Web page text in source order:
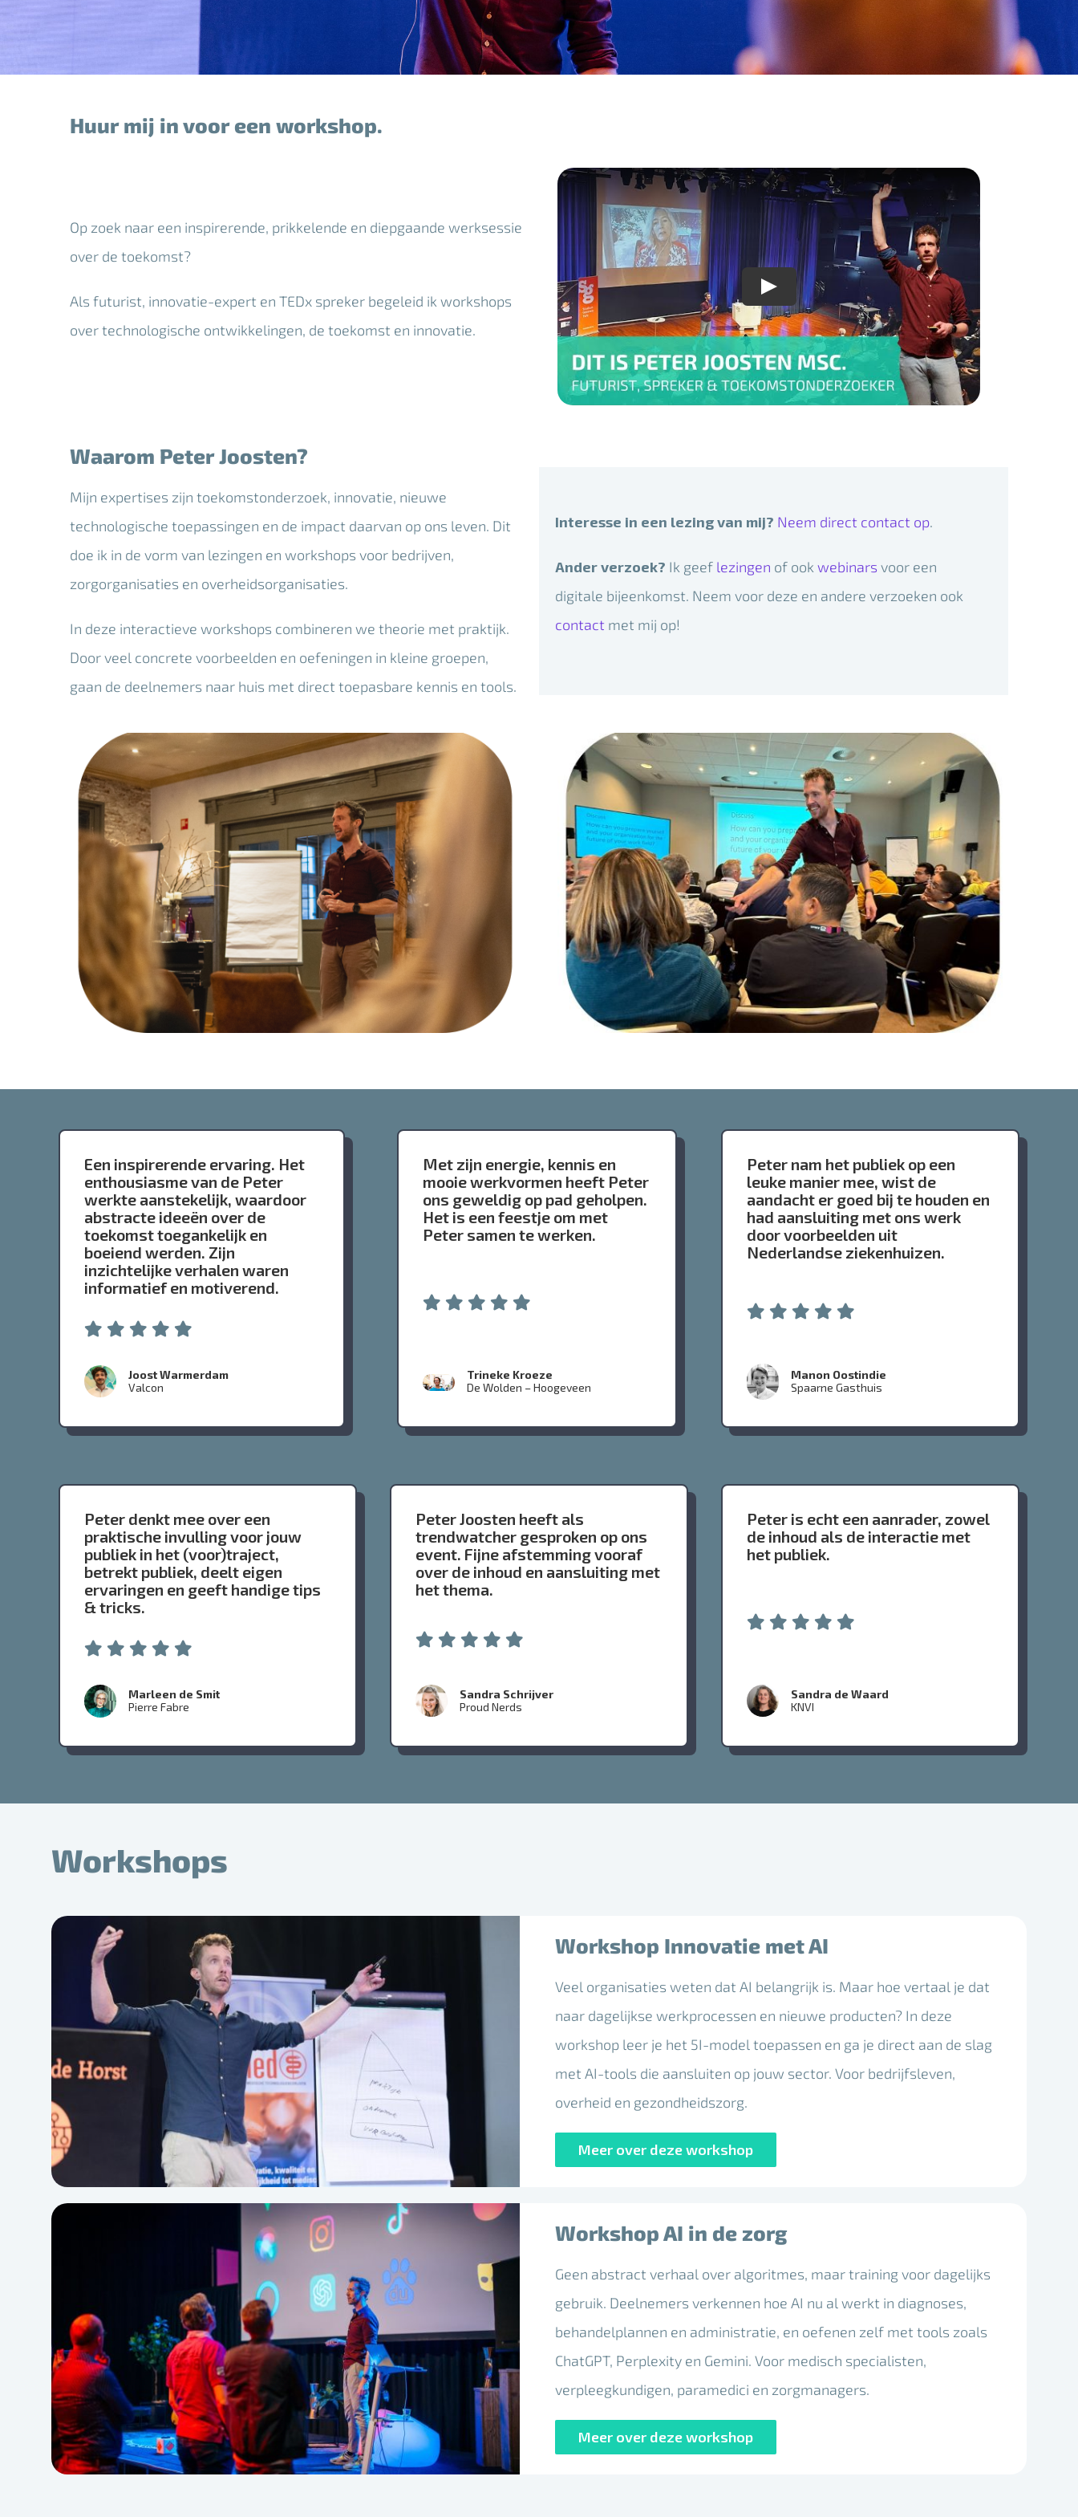
Huur mij in voor een workshop.
Op zoek naar een inspirerende, prikkelende en diepgaande werksessie
over de toekomst?
Als futurist, innovatie-expert en TEDx spreker begeleid ik workshops
over technologische ontwikkelingen, de toekomst en innovatie.
Waarom Peter Joosten?
Mijn expertises zijn toekomstonderzoek, innovatie, nieuwe
technologische toepassingen en de impact daarvan op ons leven. Dit
doe ik in de vorm van lezingen en workshops voor bedrijven,
zorgorganisaties en overheidsorganisaties.
In deze interactieve workshops combineren we theorie met praktijk.
Door veel concrete voorbeelden en oefeningen in kleine groepen,
gaan de deelnemers naar huis met direct toepasbare kennis en tools.
Interesse in een lezing van mij? Neem direct contact op.
Ander verzoek? Ik geef lezingen of ook webinars voor een
digitale bijeenkomst. Neem voor deze en andere verzoeken ook
contactmet mij op!
Een inspirerende ervaring. Het
enthousiasme van de Peter
werkte aanstekelijk, waardoor
abstracte ideeën over de
toekomst toegankelijk en
boeiend werden. Zijn
inzichtelijke verhalen waren
informatief en motiverend.
Joost Warmerdam
Valcon
Met zijn energie, kennis en
mooie werkvormen heeft Peter
ons geweldig op pad geholpen.
Het is een feestje om met
Peter samen te werken.
Trineke Kroeze
De Wolden – Hoogeveen
Peter nam het publiek op een
leuke manier mee, wist de
aandacht er goed bij te houden en
had aansluiting met ons werk
door voorbeelden uit
Nederlandse ziekenhuizen.
Manon Oostindie
Spaarne Gasthuis
Peter denkt mee over een
praktische invulling voor jouw
publiek in het (voor)traject,
betrekt publiek, deelt eigen
ervaringen en geeft handige tips
& tricks.
Marleen de Smit
Pierre Fabre
Peter Joosten heeft als
trendwatcher gesproken op ons
event. Fijne afstemming vooraf
over de inhoud en aansluiting met
het thema.
Sandra Schrijver
Proud Nerds
Peter is echt een aanrader, zowel
de inhoud als de interactie met
het publiek.
Sandra de Waard
KNVI
Workshops
Workshop Innovatie met AI
Veel organisaties weten dat AI belangrijk is. Maar hoe vertaal je dat
naar dagelijkse werkprocessen en nieuwe producten? In deze
workshop leer je het 5I-model toepassen en ga je direct aan de slag
met AI-tools die aansluiten op jouw sector. Voor bedrijfsleven,
overheid en gezondheidszorg.
Meer over deze workshop
Workshop AI in de zorg
Geen abstract verhaal over algoritmes, maar training voor dagelijks
gebruik. Deelnemers verkennen hoe AI nu al werkt in diagnoses,
behandelplannen en administratie, en oefenen zelf met tools zoals
ChatGPT, Perplexity en Gemini. Voor medisch specialisten,
verpleegkundigen, paramedici en zorgmanagers.
Meer over deze workshop